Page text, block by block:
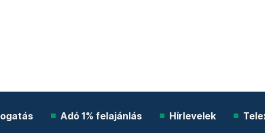
Adó 1% felajánlás Hírlevelek